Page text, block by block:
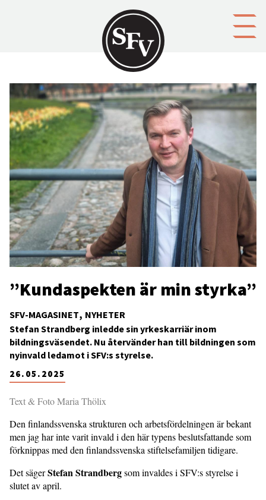
SFV-MAGASINET NYHETER
”Kundaspekten är min styrka”
26.05.2025
Stefan Strandberg inledde sin yrkeskarriär inom
bildningsväsendet. Nu återvänder han till bildningen som
nyinvald ledamot i SFV:s styrelse.
Text & Foto Maria Thölix
Den finlandssvenska strukturen och arbetsfördelningen är bekant
men jag har inte varit invald i den här typens beslutsfattande som
förknippas med den finlandssvenska stiftelsefamiljen tidigare.
Det sägerStefan Strandbergsom invaldes i SFV:s styrelse i
slutet av april.